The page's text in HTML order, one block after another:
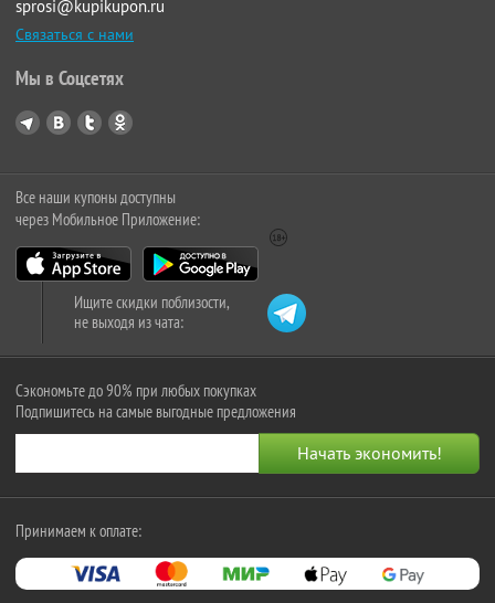
sprosi@kupikupon.ru
Связаться с нами
Мы в Соцсетях
Все наши купоны доступны
через Мобильное Приложение:
Ищите скидки поблизости,
не выходя из чата:
Сэкономьте до 90% при любых покупках
Подпишитесь на самые выгодные предложения
Принимаем к оплате: